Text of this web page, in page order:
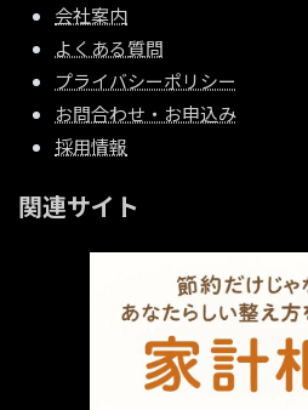
会社案内
よくある質問
プライバシーポリシー
お問合わせ・お申込み
採用情報
関連サイト